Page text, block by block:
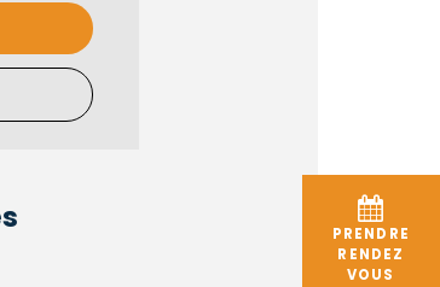
PRENDRE
RENDEZ
VOUS